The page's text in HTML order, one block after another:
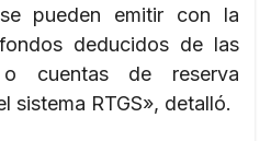
pueden emitir con la
deducidos de las
o cuentas de reserva
sistema RTGS», detalló.